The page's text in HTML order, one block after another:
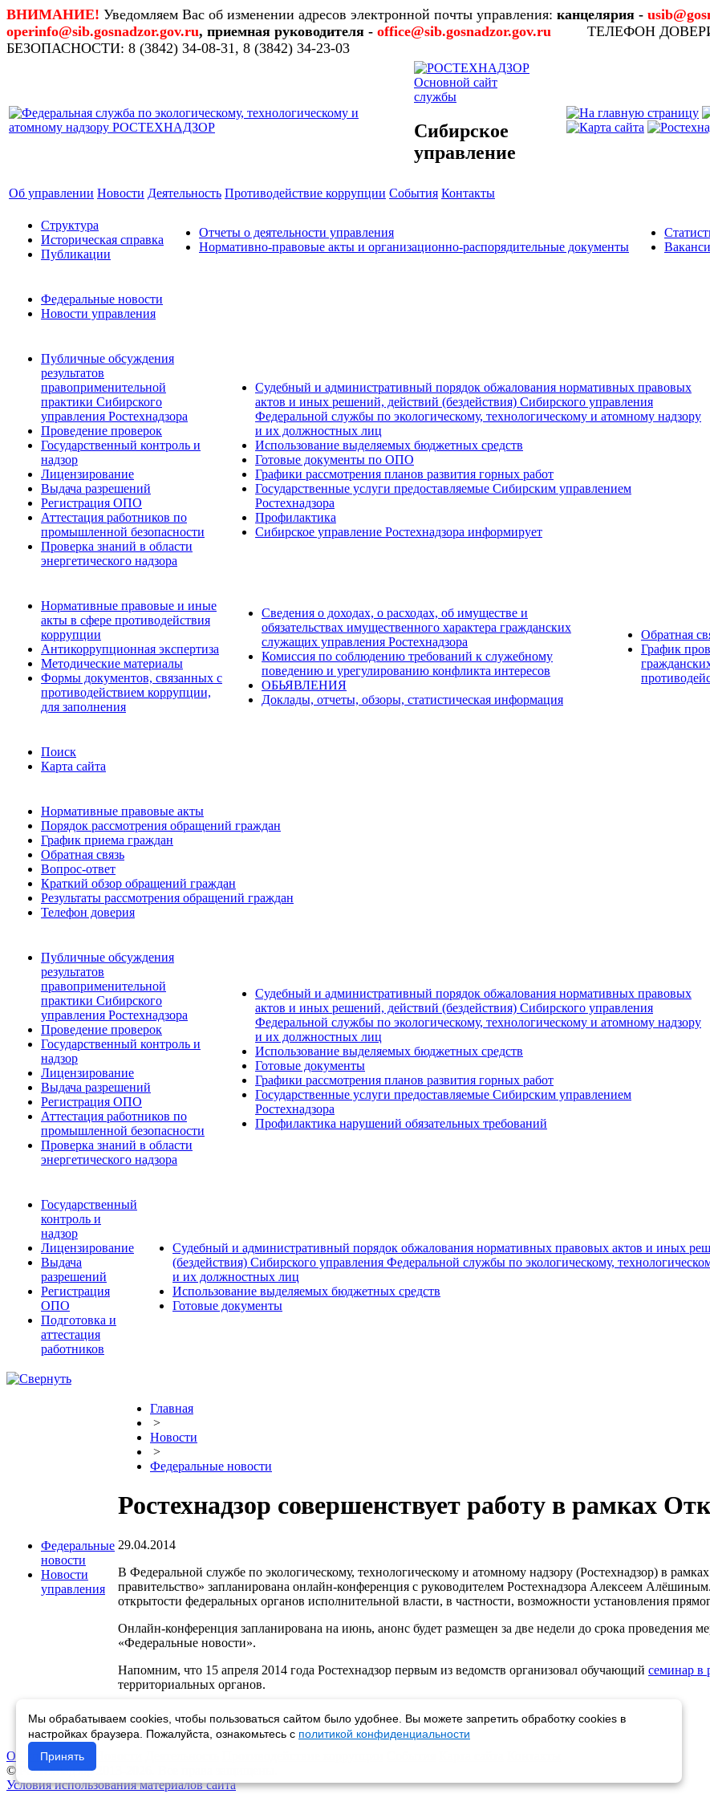
ВНИМАНИЕ! Уведомляем Вас об изменении адресов электронной почты управления: канцелярия -
operinfo@sib.gosnadzor.gov.ru, приемная руководителя - office@sib.gosnadzor.gov.ru
ТЕЛЕФОН
БЕЗОПАСНОСТИ: 8 (3842) 34-08-31, 8 (3842) 34-23-03
Основной сайт
службы
Сибирское
управление
Об управлении Новости Деятельность Противодействие коррупции События Контакты
Структура
Историческая справка
Публикации
Отчеты о деятельности управления
Нормативно-правовые акты и организационно-распорядительные документы
Федеральные новости
Новости управления
Публичные обсуждения
результатов
правоприменительной
практики Сибирского
управления Ростехнадзора
Проведение проверок
Государственный контроль и
надзор
Лицензирование
Выдача разрешений
Регистрация ОПО
Аттестация работников по
промышленной безопасности
Проверка знаний в области
энергетического надзора
Судебный и административный порядок обжалования нормативных правовых
актов и иных решений, действий (бездействия) Сибирского управления
Федеральной службы по экологическому, технологическому и атомному надзору
и их должностных лиц
Использование выделяемых бюджетных средств
Готовые документы по ОПО
Графики рассмотрения планов развития горных работ
Государственные услуги предоставляемые Сибирским управлением
Ростехнадзора
Профилактика
Сибирское управление Ростехнадзора информирует
Нормативные правовые и иные
акты в сфере противодействия
коррупции
Антикоррупционная экспертиза
Методические материалы
Формы документов, связанных с
противодействием коррупции,
для заполнения
Сведения о доходах, о расходах, об имуществе и
обязательствах имущественного характера гражданских
служащих управления Ростехнадзора
Комиссия по соблюдению требований к служебному
поведению и урегулированию конфликта интересов
ОБЬЯВЛЕНИЯ
Доклады, отчеты, обзоры, статистическая информация
Обратная
График
Поиск
Карта сайта
Нормативные правовые акты
Порядок рассмотрения обращений граждан
График приема граждан
Обратная связь
Вопрос-ответ
Краткий обзор обращений граждан
Результаты рассмотрения обращений граждан
Телефон доверия
Публичные обсуждения
результатов
правоприменительной
практики Сибирского
управления Ростехнадзора
Проведение проверок
Государственный контроль и
надзор
Лицензирование
Выдача разрешений
Регистрация ОПО
Аттестация работников по
промышленной безопасности
Проверка знаний в области
энергетического надзора
Судебный и административный порядок обжалования нормативных правовых
актов и иных решений, действий (бездействия) Сибирского управления
Федеральной службы по экологическому, технологическому и атомному надзору
и их должностных лиц
Использование выделяемых бюджетных средств
Готовые документы
Графики рассмотрения планов развития горных работ
Государственные услуги предоставляемые Сибирским управлением
Ростехнадзора
Профилактика нарушений обязательных требований
Государственный
контроль и
надзор
Лицензирование
Выдача
разрешений
Регистрация
ОПО
Подготовка и
аттестация
работников
Судебный и административный порядок обжалования нормативных правовых актов и иных
(бездействия) Сибирского управления Федеральной службы по экологическому,
и их должностных лиц
Использование выделяемых бюджетных средств
Готовые документы
Федеральные
новости
Новости
управления
Главная
>
Новости
>
Федеральные новости
Ростехнадзор совершенствует работу в рамках
29.04.2014
В Федеральной службе по экологическому, технологическому и атомному надзору (Ростехнадзор) в
правительство» запланирована онлайн-конференция с руководителем Ростехнадзора Алексеем
открытости федеральных органов исполнительной власти, в частности, возможности установления
Онлайн-конференция запланирована на июнь, анонс будет размещен за две недели до срока проведения
«Федеральные новости».
Напомним, что 15 апреля 2014 года Ростехнадзор первым из ведомств организовал обучающий семинар в
территориальных органов.
Возврат к списку
Об управлении
© Ростехнадзор 2013-2026. Все права защищены.
Условия использования материалов сайта
Мы обрабатываем cookies, чтобы пользоваться сайтом было удобнее. Вы можете запретить обработку cookies в
настройках браузера. Пожалуйста, ознакомьтесь с политикой конфиденциальности
Принять